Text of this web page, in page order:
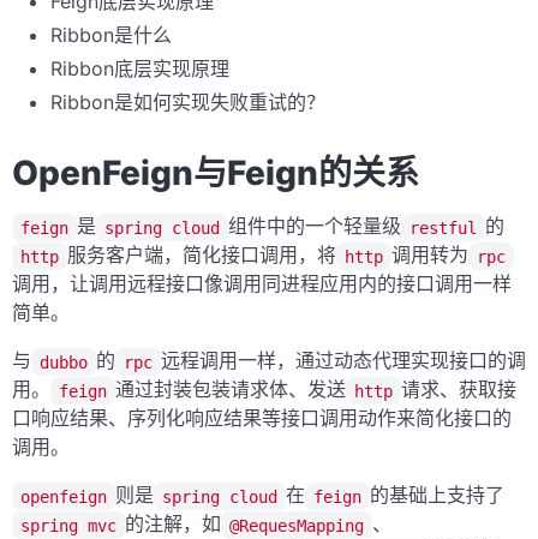
Ribbon是什么
Ribbon底层实现原理
Ribbon是如何实现失败重试的？
OpenFeign与Feign的关系
feign 是 spring cloud 组件中的一个轻量级 restful 的
http 服务客户端，简化接口调用，将 http 调用转为 rpc
调用，让调用远程接口像调用同进程应用内的接口调用一样
简单。
与 dubbo 的 rpc 远程调用一样，通过动态代理实现接口的调
用。
feign 通过封装包装请求体、发送 http 请求、获取接
口响应结果、序列化响应结果等接口调用动作来简化接口的
调用。
openfeign 则是 spring cloud 在 feign 的基础上支持了
spring mvc 的注解，如 @RequesMapping 、